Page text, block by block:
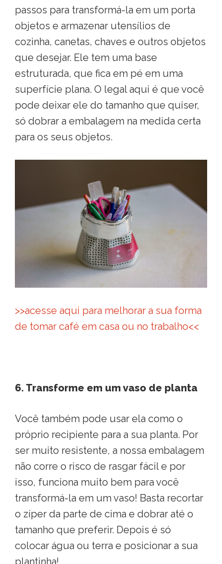
passos para transformá-la em um porta
objetos e armazenar utensílios de
cozinha, canetas, chaves e outros objetos
que desejar. Ele tem uma base
estruturada, que fica em pé em uma
superfície plana. O legal aqui é que você
pode deixar ele do tamanho que quiser,
só dobrar a embalagem na medida certa
para os seus objetos.
>>acesse aqui para melhorar a sua forma
de tomar café em casa ou no trabalho<<
6. Transforme em um vaso de planta
Você também pode usar ela como o
próprio recipiente para a sua planta. Por
ser muito resistente, a nossa embalagem
não corre o risco de rasgar fácil e por
isso, funciona muito bem para você
transformá-la em um vaso! Basta recortar
o zíper da parte de cima e dobrar até o
tamanho que preferir. Depois é só
colocar água ou terra e posicionar a sua